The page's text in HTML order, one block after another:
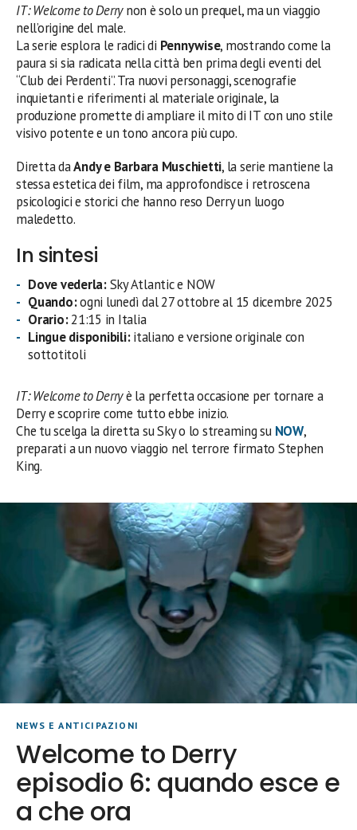
IT: Welcome to Derrynon è solo un prequel, ma un viaggio
nell’origine del male.
La serie esplora le radici di Pennywise, mostrando come la
paura si sia radicata nella città ben prima degli eventi del
“Club dei Perdenti”. Tra nuovi personaggi, scenografie
inquietanti e riferimenti al materiale originale, la
produzione promette di ampliare il mito di IT con uno stile
visivo potente e un tono ancora più cupo.
Diretta daAndy e Barbara Muschietti, la serie mantiene la
stessa estetica dei film, ma approfondisce i retroscena
psicologici e storici che hanno reso Derry un luogo
maledetto.
In sintesi
Dove vederla:Sky Atlantic e NOW
Quando:ogni lunedì dal 27 ottobre al 15 dicembre 2025
Orario:21:15 in Italia
Lingue disponibili:italiano e versione originale con
sottotitoli
IT: Welcome to Derryè la perfetta occasione per tornare a
Derry e scoprire come tutto ebbe inizio.
Che tu scelga la diretta su Sky o lo streaming su NOW,
preparati a un nuovo viaggio nel terrore firmato Stephen
King.
NEWS E ANTICIPAZIONI
Welcome to Derry
episodio 6: quando esce e
a che ora